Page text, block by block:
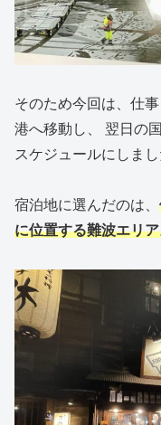
そのため今回は、仕
港へ移動し、 翌日の
スケジュールにしまし
宿泊地に選んだのは、
に位置する難波エリア